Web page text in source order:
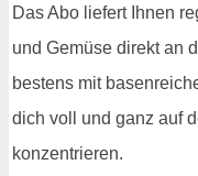
Das Abo liefert Ihnen
und Gemüse direkt an
bestens mit
dich voll und ganz auf
konzentrieren.